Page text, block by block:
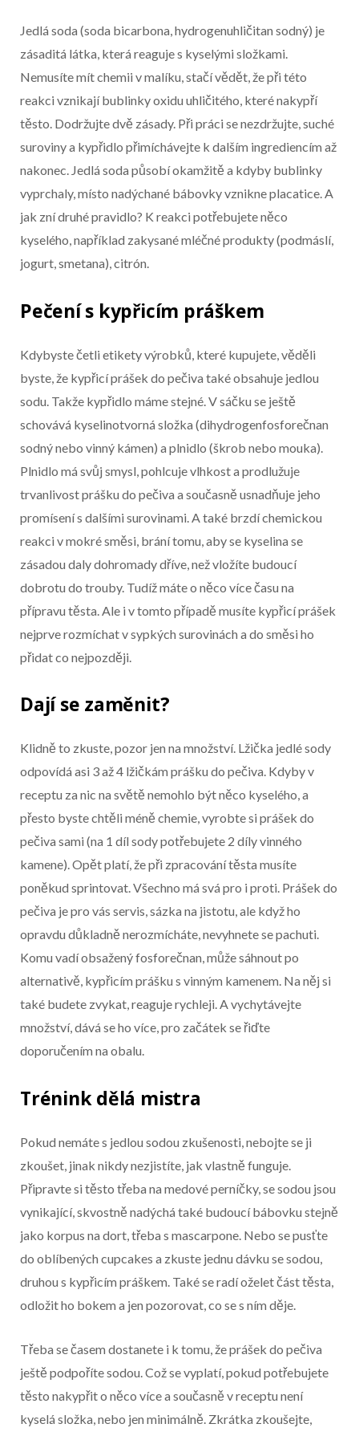
Jedlá soda (soda bicarbona, hydrogenuhličitan sodný) je
zásaditá látka, která reaguje s kyselými složkami.
Nemusíte mít chemii v malíku, stačí vědět, že při této
reakci vznikají bublinky oxidu uhličitého, které nakypří
těsto. Dodržujte dvě zásady. Při práci se nezdržujte, suché
suroviny a kypřidlo přimíchávejte k dalším ingrediencím až
nakonec. Jedlá soda působí okamžitě a kdyby bublinky
vyprchaly, místo nadýchané bábovky vznikne placatice. A
jak zní druhé pravidlo? K reakci potřebujete něco
kyselého, například zakysané mléčné produkty (podmáslí,
jogurt, smetana), citrón.
Pečení s kypřicím práškem
Kdybyste četli etikety výrobků, které kupujete, věděli
byste, že kypřicí prášek do pečiva také obsahuje jedlou
sodu. Takže kypřidlo máme stejné. V sáčku se ještě
schovává kyselinotvorná složka (dihydrogenfosforečnan
sodný nebo vinný kámen) a plnidlo (škrob nebo mouka).
Plnidlo má svůj smysl, pohlcuje vlhkost a prodlužuje
trvanlivost prášku do pečiva a současně usnadňuje jeho
promísení s dalšími surovinami. A také brzdí chemickou
reakci v mokré směsi, brání tomu, aby se kyselina se
zásadou daly dohromady dříve, než vložíte budoucí
dobrotu do trouby. Tudíž máte o něco více času na
přípravu těsta. Ale i v tomto případě musíte kypřicí prášek
nejprve rozmíchat v sypkých surovinách a do směsi ho
přidat co nejpozději.
Dají se zaměnit?
Klidně to zkuste, pozor jen na množství. Lžička jedlé sody
odpovídá asi 3 až 4 lžičkám prášku do pečiva. Kdyby v
receptu za nic na světě nemohlo být něco kyselého, a
přesto byste chtěli méně chemie, vyrobte si prášek do
pečiva sami (na 1 díl sody potřebujete 2 díly vinného
kamene). Opět platí, že při zpracování těsta musíte
poněkud sprintovat. Všechno má svá pro i proti. Prášek do
pečiva je pro vás servis, sázka na jistotu, ale když ho
opravdu důkladně nerozmícháte, nevyhnete se pachuti.
Komu vadí obsažený fosforečnan, může sáhnout po
alternativě, kypřicím prášku s vinným kamenem. Na něj si
také budete zvykat, reaguje rychleji. A vychytávejte
množství, dává se ho více, pro začátek se řiďte
doporučením na obalu.
Trénink dělá mistra
Pokud nemáte s jedlou sodou zkušenosti, nebojte se ji
zkoušet, jinak nikdy nezjistíte, jak vlastně funguje.
Připravte si těsto třeba na medové perníčky, se sodou jsou
vynikající, skvostně nadýchá také budoucí bábovku stejně
jako korpus na dort, třeba s mascarpone. Nebo se pusťte
do oblíbených cupcakes a zkuste jednu dávku se sodou,
druhou s kypřicím práškem. Také se radí oželet část těsta,
odložit ho bokem a jen pozorovat, co se s ním děje.
Třeba se časem dostanete i k tomu, že prášek do pečiva
ještě podpoříte sodou. Což se vyplatí, pokud potřebujete
těsto nakypřit o něco více a současně v receptu není
kyselá složka, nebo jen minimálně. Zkrátka zkoušejte,